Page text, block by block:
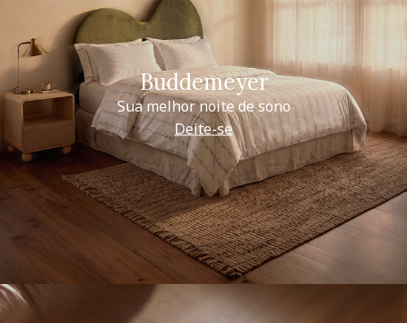
Buddemeyer
Sua melhor noite de sono
Deite-se